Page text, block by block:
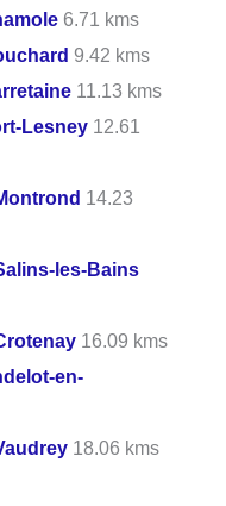
6.71 kms
9.42 kms
11.13 kms
Lesney 12.61
14.23
les-Bains
16.09 kms
en-
18.06 kms